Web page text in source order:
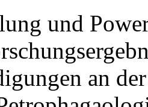
und
an